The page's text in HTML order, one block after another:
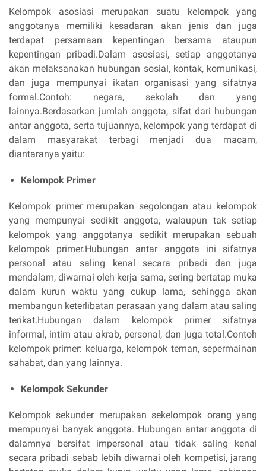
Kelompok asosiasi merupakan suatu kelompok yang
anggotanya memiliki kesadaran akan jenis dan juga
terdapat persamaan kepentingan bersama ataupun
kepentingan pribadi.Dalam asosiasi, setiap anggotanya
akan melaksanakan hubungan sosial, kontak, komunikasi,
dan juga mempunyai ikatan organisasi yang sifatnya
formal.Contoh: negara, sekolah dan yang
lainnya.Berdasarkan jumlah anggota, sifat dari hubungan
antar anggota, serta tujuannya, kelompok yang terdapat di
dalam masyarakat terbagi menjadi dua macam,
diantaranya yaitu:
Kelompok Primer
Kelompok primer merupakan segolongan atau kelompok
yang mempunyai sedikit anggota, walaupun tak setiap
kelompok yang anggotanya sedikit merupakan sebuah
kelompok primer.Hubungan antar anggota ini sifatnya
personal atau saling kenal secara pribadi dan juga
mendalam, diwarnai oleh kerja sama, sering bertatap muka
dalam kurun waktu yang cukup lama, sehingga akan
membangun keterlibatan perasaan yang dalam atau saling
terikat.Hubungan dalam kelompok primer sifatnya
informal, intim atau akrab, personal, dan juga total.Contoh
kelompok primer: keluarga, kelompok teman, sepermainan
sahabat, dan yang lainnya.
Kelompok Sekunder
Kelompok sekunder merupakan sekelompok orang yang
mempunyai banyak anggota. Hubungan antar anggota di
dalamnya bersifat impersonal atau tidak saling kenal
secara pribadi sebab lebih diwarnai oleh kompetisi, jarang